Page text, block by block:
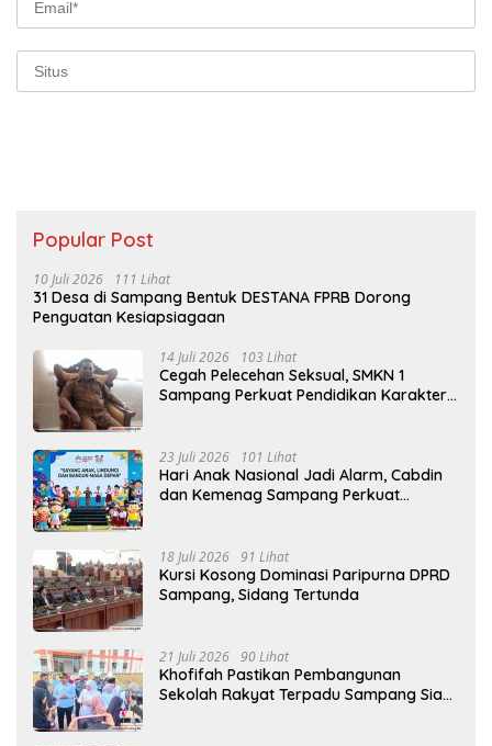
Popular Post
10 Juli 2026 111 Lihat
31 Desa di Sampang Bentuk DESTANA FPRB Dorong
Penguatan Kesiapsiagaan
14 Juli 2026 103 Lihat
Cegah Pelecehan Seksual, SMKN 1
Sampang Perkuat Pendidikan Karakter
23 Juli 2026 101 Lihat
Hari Anak Nasional Jadi Alarm, Cabdin
dan Kemenag Sampang Perkuat
18 Juli 2026 91 Lihat
Kursi Kosong Dominasi Paripurna DPRD
Sampang, Sidang Tertunda
21 Juli 2026 90 Lihat
Khofifah Pastikan Pembangunan
Sekolah Rakyat Terpadu Sampang Siap